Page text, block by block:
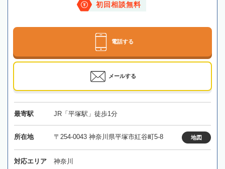
初回相談無料
電話する
メールする
最寄駅 JR「平塚駅」徒歩1分
所在地 〒254-0043 神奈川県平塚市紅谷町5-8 地図
対応エリア 神奈川